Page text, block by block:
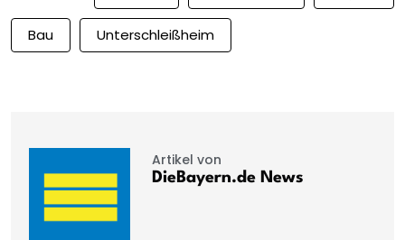
Bau Unterschleißheim
Artikel von
DieBayern.de News